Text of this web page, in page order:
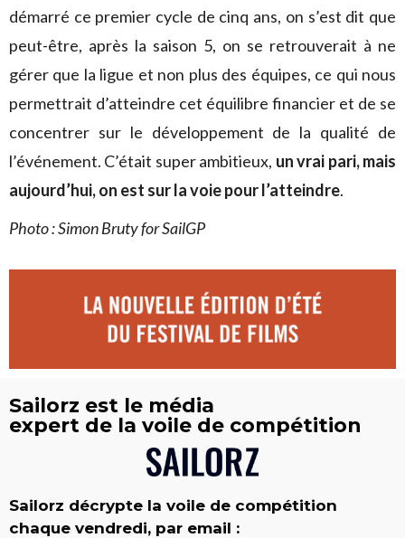
démarré ce premier cycle de cinq ans, on s’est dit que
peut-être, après la saison 5, on se retrouverait à ne
gérer que la ligue et non plus des équipes, ce qui nous
permettrait d’atteindre cet équilibre financier et de se
concentrer sur le développement de la qualité de
l’événement. C’était super ambitieux, un vrai pari, mais
aujourd’hui, on est sur la voie pour l’atteindre.
Photo : Simon Bruty for SailGP
Sailorz est le média
expert de la voile de compétition
Sailorz décrypte la voile de compétition
chaque vendredi, par email :